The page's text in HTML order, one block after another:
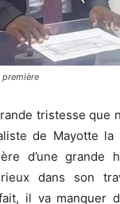
tristesse que
de Mayotte la
d’une grande
dans son
il va manquer